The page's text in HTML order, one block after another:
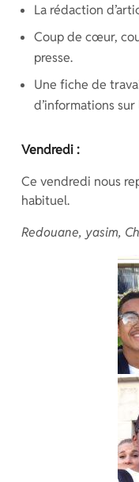
La rédaction
Coup de cœur,
presse.
Une fiche de
d’informations
Vendredi :
Ce vendredi nous
habituel.
Redouane, yasim,